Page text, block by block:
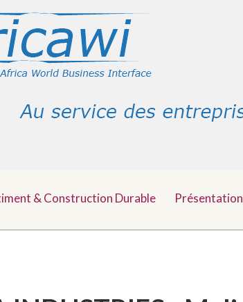
& Construction Durable Présentation